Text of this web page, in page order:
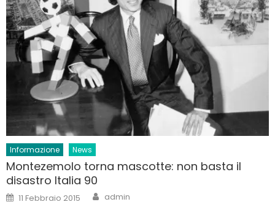
Informazione News
Montezemolo torna mascotte: non basta il
disastro Italia 90
Posted
on
11 Febbraio 2015 Author
admin